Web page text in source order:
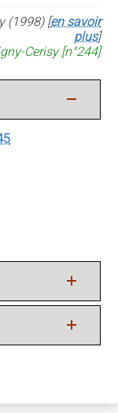
(1998) [en savoir
plus]
Cerisy [n°244]